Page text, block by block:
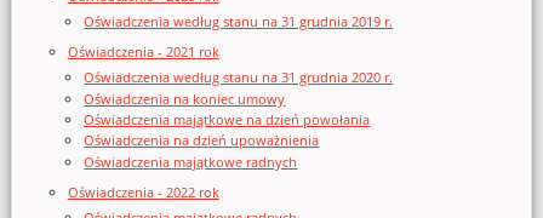
Oświadczenia według stanu na 31 grudnia 2019 r.
Oświadczenia - 2021 rok
Oświadczenia według stanu na 31 grudnia 2020 r.
Oświadczenia na koniec umowy
Oświadczenia majątkowe na dzień powołania
Oświadczenia na dzień upoważnienia
Oświadczenia majątkowe radnych
Oświadczenia - 2022 rok